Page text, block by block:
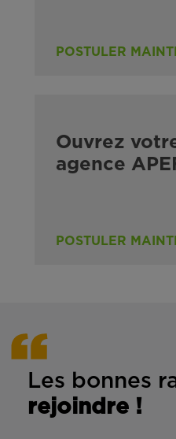
POSTULER
Ouvrez
agence
POSTULER
Les bonnes
rejoindre !